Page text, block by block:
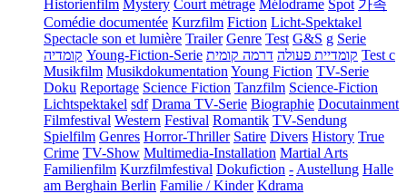
Historienfilm Mystery Court métrage Mélodrame Spot 가족
Comédie documentée Kurzfilm Fiction Licht-Spektakel
Spectacle son et lumière Trailer Genre Test G&S g Serie
קומדיה Young-Fiction-Serie קומדיית פעולה דרמה קומית
Test c
Musikfilm Musikdokumentation Young Fiction TV-Serie
Doku Reportage Science Fiction Tanzfilm Science-Fiction
Lichtspektakel sdf Drama TV-Serie Biographie Docutainment
Filmfestival Western Festival Romantik TV-Sendung
Spielfilm Genres Horror-Thriller Satire Divers History True
Crime TV-Show Multimedia-Installation Martial Arts
Familienfilm Kurzfilmfestival Dokufiction - Austellung Halle
am Berghain Berlin Familie / Kinder Kdrama